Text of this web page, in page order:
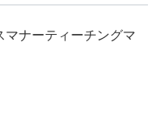
マナーティーチングマ